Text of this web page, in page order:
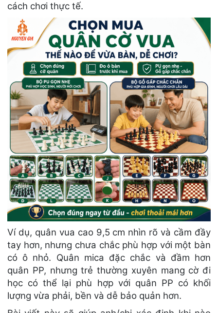
cách chơi thực tế.
Ví dụ, quân vua cao 9,5 cm nhìn rõ và cầm đầy
tay hơn, nhưng chưa chắc phù hợp với một bàn
có ô nhỏ. Quân mica đặc chắc và đầm hơn
quân PP, nhưng trẻ thường xuyên mang cờ đi
học có thể lại phù hợp với quân PP có khối
lượng vừa phải, bền và dễ bảo quản hơn.